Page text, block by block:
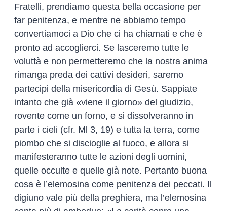
Fratelli, prendiamo questa bella occasione per
far penitenza, e mentre ne abbiamo tempo
convertiamoci a Dio che ci ha chiamati e che è
pronto ad accoglierci. Se lasceremo tutte le
voluttà e non permetteremo che la nostra anima
rimanga preda dei cattivi desideri, saremo
partecipi della misericordia di Gesù. Sappiate
intanto che già «viene il giorno» del giudizio,
rovente come un forno, e si dissolveranno in
parte i cieli (cfr. Ml 3, 19) e tutta la terra, come
piombo che si discioglie al fuoco, e allora si
manifesteranno tutte le azioni degli uomini,
quelle occulte e quelle già note. Pertanto buona
cosa è l’elemosina come penitenza dei peccati. Il
digiuno vale più della preghiera, ma l’elemosina